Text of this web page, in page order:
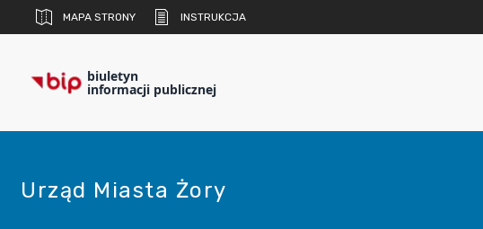
MAPA STRONY INSTRUKCJA
biuletyn
informacji publicznej
Urząd Miasta Żory